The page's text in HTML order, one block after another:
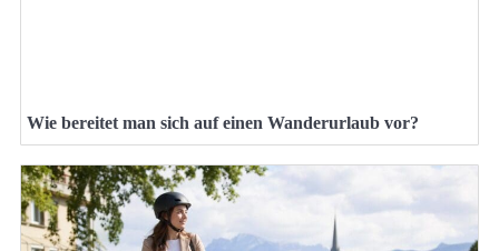
Wie bereitet man sich auf einen Wanderurlaub vor?